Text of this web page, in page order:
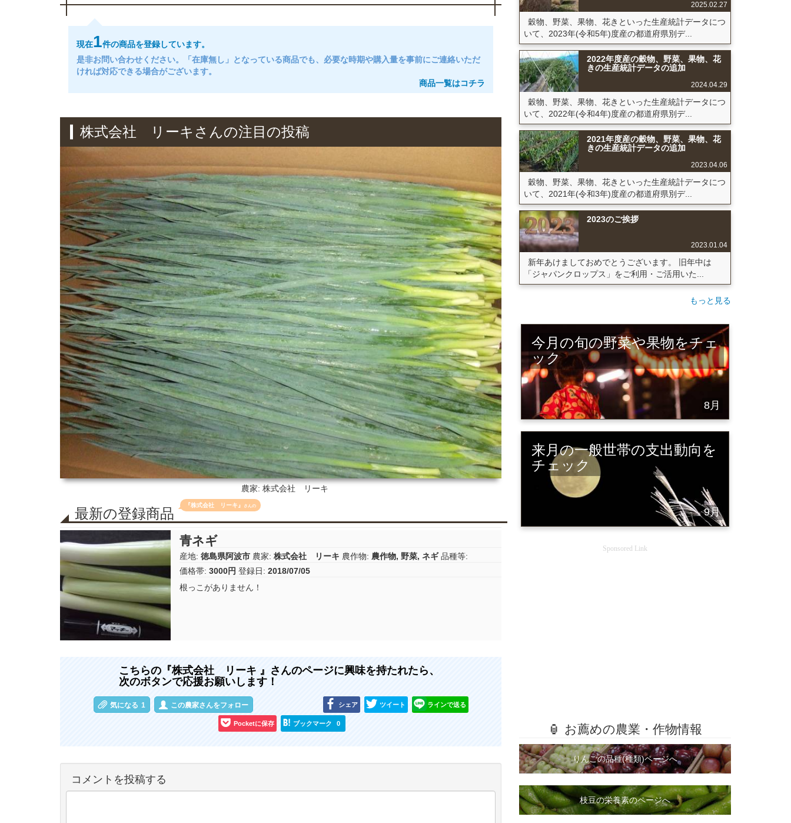
現在1件の商品を登録しています。
是非お問い合わせください。「在庫無し」となっている商品でも、必要な時期や購入量を事前にご連絡いただ
ければ対応できる場合がございます。
商品一覧はコチラ
株式会社 リーキさんの注目の投稿
農家: 株式会社 リーキ
最新の登録商品
『株式会社 リーキ』 さんの
青ネギ
産地: 徳島県阿波市 農家: 株式会社 リーキ 農作物: 農作物, 野菜, ネギ 品種等:
価格帯: 3000円 登録日: 2018/07/05
根っこがありません！
こちらの『株式会社 リーキ 』さんのページに興味を持たれたら、
次のボタンで応援お願いします！
気になる 1 この農家さんをフォロー シェア ツイート ラインで送る
Pocketに保存 ブックマーク 0
コメントを投稿する
2025.02.27
穀物、野菜、果物、花きといった生産統計データにつ
いて、2023年(令和5年)度産の都道府県別デ...
2022年度産の穀物、野菜、果物、花
きの生産統計データの追加
2024.04.29
穀物、野菜、果物、花きといった生産統計データにつ
いて、2022年(令和4年)度産の都道府県別デ...
2021年度産の穀物、野菜、果物、花
きの生産統計データの追加
2023.04.06
穀物、野菜、果物、花きといった生産統計データにつ
いて、2021年(令和3年)度産の都道府県別デ...
2023のご挨拶
2023.01.04
新年あけましておめでとうございます。 旧年中は
「ジャパンクロップス」をご利用・ご活用いた...
もっと見る
今月の旬の野菜や果物をチェ
ック
8月
来月の一般世帯の支出動向を
チェック
9月
Sponsored Link
🏮 お薦めの農業・作物情報
りんごの品種(種類)ページへ
枝豆の栄養素のページへ